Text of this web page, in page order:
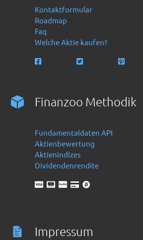
Kontaktformular
Roadmap
Faq
Welche Aktie kaufen?
Finanzoo Methodik
Fundamentaldaten API
Aktienbewertung
Aktienindizes
Dividendenrendite
Impressum